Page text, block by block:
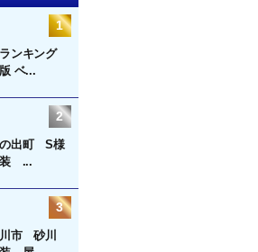
ンキング
ベ...
出町 S様
...
市 砂川